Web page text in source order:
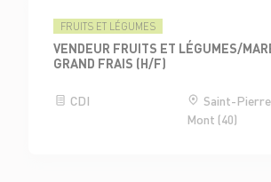
FRUITS ET LÉGUMES
VENDEUR FRUITS ET LÉGUMES/
GRAND FRAIS (H/F)
CDI
Saint-
Mont (40)